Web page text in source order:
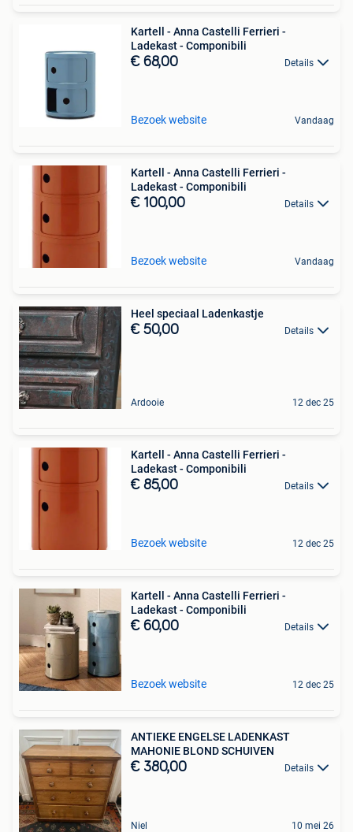
Kartell - Anna Castelli Ferrieri -
Ladekast - Componibili
€ 68,00 Details
Bezoek website Vandaag
Kartell - Anna Castelli Ferrieri -
Ladekast - Componibili
€ 100,00 Details
Bezoek website Vandaag
Heel speciaal Ladenkastje
€ 50,00 Details
Ardooie 12 dec 25
Kartell - Anna Castelli Ferrieri -
Ladekast - Componibili
€ 85,00 Details
Bezoek website 12 dec 25
Kartell - Anna Castelli Ferrieri -
Ladekast - Componibili
€ 60,00 Details
Bezoek website 12 dec 25
ANTIEKE ENGELSE LADENKAST
MAHONIE BLOND SCHUIVEN
€ 380,00 Details
Niel 10 mei 26